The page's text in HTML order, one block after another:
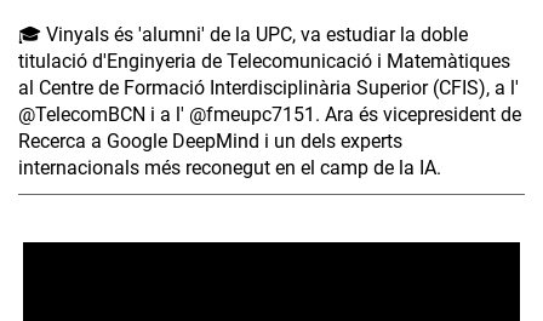
🎓 Vinyals és 'alumni' de la UPC, va estudiar la doble
titulació d'Enginyeria de Telecomunicació i Matemàtiques
al Centre de Formació Interdisciplinària Superior (CFIS), a l'
‪@TelecomBCN‬ i a l' ‪@fmeupc7151‬. Ara és vicepresident de
Recerca a Google DeepMind i un dels experts
internacionals més reconegut en el camp de la IA.